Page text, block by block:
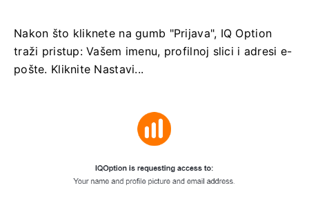
Nakon što kliknete na gumb "Prijava", IQ Option
traži pristup: Vašem imenu, profilnoj slici i adresi e-
pošte. Kliknite Nastavi...